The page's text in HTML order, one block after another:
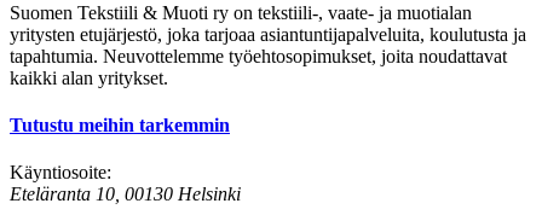
Suomen Tekstiili & Muoti ry on tekstiili-, vaate- ja muotialan
yritysten etujärjestö, joka tarjoaa asiantuntijapalveluita, koulutusta ja
tapahtumia. Neuvottelemme työehtosopimukset, joita noudattavat
kaikki alan yritykset.
Tutustu meihin tarkemmin
Käyntiosoite:
Eteläranta 10, 00130 Helsinki